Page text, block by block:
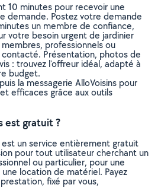
10 minutes pour recevoir une
demande. Postez votre demande
un membre de confiance,
votre besoin urgent de jardinier
professionnels ou
Présentation, photos de
: trouvez l'offreur idéal, adapté à
budget.
la messagerie AlloVoisins pour
efficaces grâce aux outils
est gratuit ?
est un service entièrement gratuit
pour tout utilisateur cherchant un
ou particulier, pour une
location de matériel. Payez
fixé par vous,